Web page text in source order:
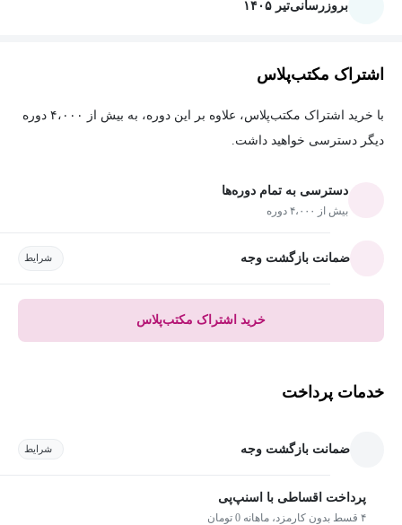
بروزرسانیتیر ۱۴۰۵
اشتراک مکتب‌پلاس
با خرید اشتراک مکتب‌پلاس، علاوه بر این دوره، به بیش از ۴،۰۰۰ دوره
دیگر دسترسی خواهید داشت.
دسترسی به تمام دوره‌ها
بیش از ۴،۰۰۰ دوره
ضمانت بازگشت وجه شرایط
خرید اشتراک مکتب‌پلاس
خدمات پرداخت
ضمانت بازگشت وجه شرایط
پرداخت اقساطی با اسنپ‌پی
۴ قسط بدون کارمزد، ماهانه 0 تومان